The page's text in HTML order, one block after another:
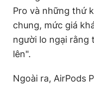
Pro và những thứ
chung, mức giá
người lo ngại rằng
lên".
Ngoài ra, AirPods